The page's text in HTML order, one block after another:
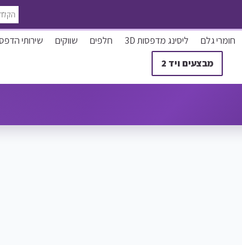
חומרי גלם ליסינג מדפסות 3D חלפים שווקים
שירותי
מבצעים ויד 2